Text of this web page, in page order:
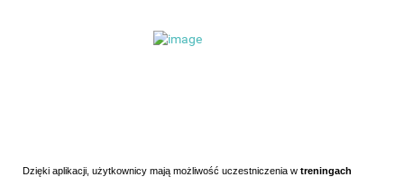
Dzięki aplikacji, użytkownicy mają możliwość uczestniczenia w treningach